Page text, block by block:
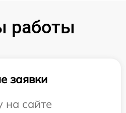
работы
заявки
на сайте